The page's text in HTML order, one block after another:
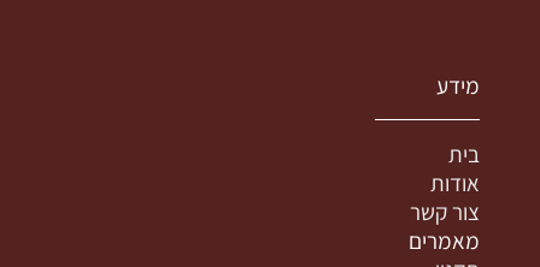
מידע
בית
אודות
צור קשר
מאמרים